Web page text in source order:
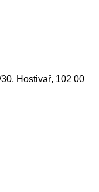
Hostivař, 102 00